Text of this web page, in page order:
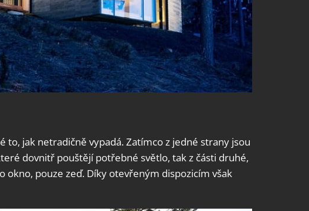
to, jak netradičně vypadá. Zatímco z jedné strany jsou
dovnitř pouštějí potřebné světlo, tak z části druhé,
okno, pouze zeď. Díky otevřeným dispozicím však